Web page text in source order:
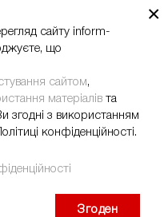
×
сайту inform-
що
сайтом,
матеріалів та
згодні з використанням
конфіденційності.
Згоден